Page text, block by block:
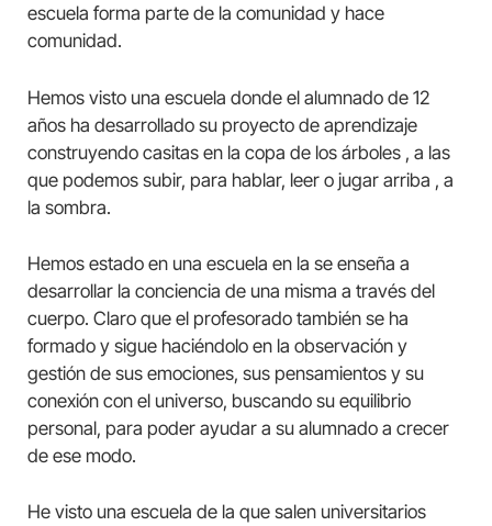
escuela forma parte de la comunidad y hace
comunidad.
Hemos visto una escuela donde el alumnado de 12
años ha desarrollado su proyecto de aprendizaje
construyendo casitas en la copa de los árboles , a las
que podemos subir, para hablar, leer o jugar arriba , a
la sombra.
Hemos estado en una escuela en la se enseña a
desarrollar la conciencia de una misma a través del
cuerpo. Claro que el profesorado también se ha
formado y sigue haciéndolo en la observación y
gestión de sus emociones, sus pensamientos y su
conexión con el universo, buscando su equilibrio
personal, para poder ayudar a su alumnado a crecer
de ese modo.
He visto una escuela de la que salen universitarios